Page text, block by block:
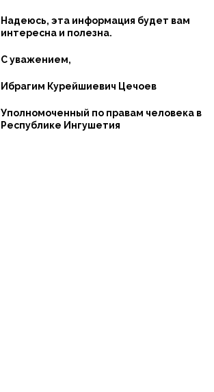
Надеюсь, эта информация будет вам
интересна и полезна.
С уважением,
Ибрагим Курейшиевич Цечоев
Уполномоченный по правам человека в
Республике Ингушетия